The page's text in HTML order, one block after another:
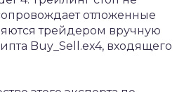
отложенные
трейдером вручную
Buy_Sell.ex4, входящего